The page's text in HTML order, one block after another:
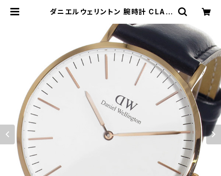
ダニエルウェリントン 腕時計 CLAS
0107DW DW00100007 DW00
600007 ホワイト ブラック ホワイト
| empirewatch